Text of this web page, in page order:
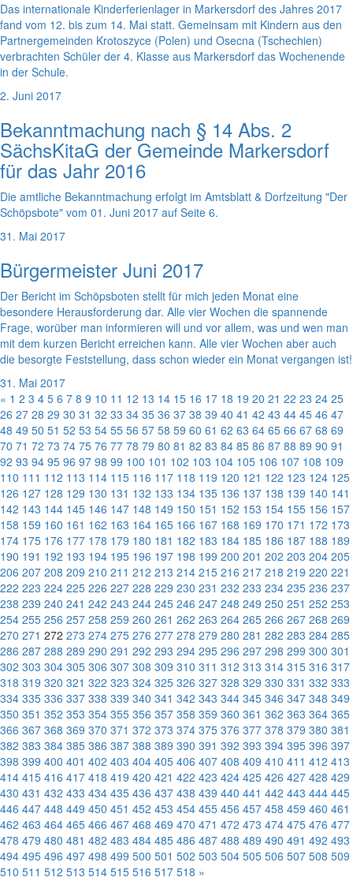
Das internationale Kinderferienlager in Markersdorf des Jahres 2017
fand vom 12. bis zum 14. Mai statt. Gemeinsam mit Kindern aus den
Partnergemeinden Krotoszyce (Polen) und Osecna (Tschechien)
verbrachten Schüler der 4. Klasse aus Markersdorf das Wochenende
in der Schule.
2. Juni 2017
Bekanntmachung nach § 14 Abs. 2
SächsKitaG der Gemeinde Markersdorf
für das Jahr 2016
Die amtliche Bekanntmachung erfolgt im Amtsblatt & Dorfzeitung "Der
Schöpsbote" vom 01. Juni 2017 auf Seite 6.
31. Mai 2017
Bürgermeister Juni 2017
Der Bericht im Schöpsboten stellt für mich jeden Monat eine
besondere Herausforderung dar. Alle vier Wochen die spannende
Frage, worüber man informieren will und vor allem, was und wen man
mit dem kurzen Bericht erreichen kann. Alle vier Wochen aber auch
die besorgte Feststellung, dass schon wieder ein Monat vergangen ist!
31. Mai 2017
« 1 2 3 4 5 6 7 8 9 10 11 12 13 14 15 16 17 18 19 20 21 22 23 24 25
26 27 28 29 30 31 32 33 34 35 36 37 38 39 40 41 42 43 44 45 46 47
48 49 50 51 52 53 54 55 56 57 58 59 60 61 62 63 64 65 66 67 68 69
70 71 72 73 74 75 76 77 78 79 80 81 82 83 84 85 86 87 88 89 90 91
92 93 94 95 96 97 98 99 100 101 102 103 104 105 106 107 108 109
110 111 112 113 114 115 116 117 118 119 120 121 122 123 124 125
126 127 128 129 130 131 132 133 134 135 136 137 138 139 140 141
142 143 144 145 146 147 148 149 150 151 152 153 154 155 156 157
158 159 160 161 162 163 164 165 166 167 168 169 170 171 172 173
174 175 176 177 178 179 180 181 182 183 184 185 186 187 188 189
190 191 192 193 194 195 196 197 198 199 200 201 202 203 204 205
206 207 208 209 210 211 212 213 214 215 216 217 218 219 220 221
222 223 224 225 226 227 228 229 230 231 232 233 234 235 236 237
238 239 240 241 242 243 244 245 246 247 248 249 250 251 252 253
254 255 256 257 258 259 260 261 262 263 264 265 266 267 268 269
270 271 272 273 274 275 276 277 278 279 280 281 282 283 284 285
286 287 288 289 290 291 292 293 294 295 296 297 298 299 300 301
302 303 304 305 306 307 308 309 310 311 312 313 314 315 316 317
318 319 320 321 322 323 324 325 326 327 328 329 330 331 332 333
334 335 336 337 338 339 340 341 342 343 344 345 346 347 348 349
350 351 352 353 354 355 356 357 358 359 360 361 362 363 364 365
366 367 368 369 370 371 372 373 374 375 376 377 378 379 380 381
382 383 384 385 386 387 388 389 390 391 392 393 394 395 396 397
398 399 400 401 402 403 404 405 406 407 408 409 410 411 412 413
414 415 416 417 418 419 420 421 422 423 424 425 426 427 428 429
430 431 432 433 434 435 436 437 438 439 440 441 442 443 444 445
446 447 448 449 450 451 452 453 454 455 456 457 458 459 460 461
462 463 464 465 466 467 468 469 470 471 472 473 474 475 476 477
478 479 480 481 482 483 484 485 486 487 488 489 490 491 492 493
494 495 496 497 498 499 500 501 502 503 504 505 506 507 508 509
510 511 512 513 514 515 516 517 518 »